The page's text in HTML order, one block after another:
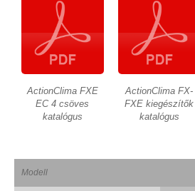
ActionClima FXE
EC 4 csöves
katalógus
ActionClima FX-
FXE kiegészítők
katalógus
Modell